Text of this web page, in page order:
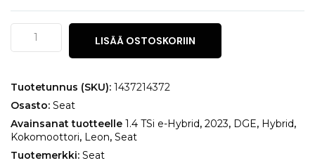
Seat
Leon
1.4
e-
määrä
LISÄÄ OSTOSKORIIN
Tuotetunnus (SKU): 1437214372
Osasto: Seat
Avainsanat tuotteelle 1.4 TSi e-Hybrid, 2023, DGE, Hybrid,
Kokomoottori, Leon, Seat
Tuotemerkki: Seat